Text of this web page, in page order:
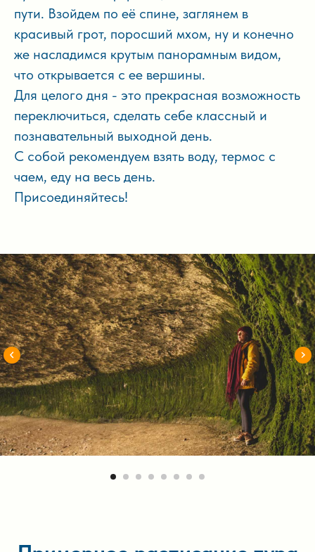
пути. Взойдем по её спине, заглянем в
красивый грот, поросший мхом, ну и конечно
же насладимся крутым панорамным видом,
что открывается с ее вершины.
Для целого дня - это прекрасная возможность
переключиться, сделать себе классный и
познавательный выходной день.
С собой рекомендуем взять воду, термос с
чаем, еду на весь день.
Присоединяйтесь!